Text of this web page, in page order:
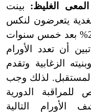
بينت
يتعرضون لنكس
الورم بعد استئصاله بنسبة تقدر 20% بعد خمس سنوات
أن تعدد الأورام
الزغابية وتقدم
لذلك وجب
الدورية
التالية